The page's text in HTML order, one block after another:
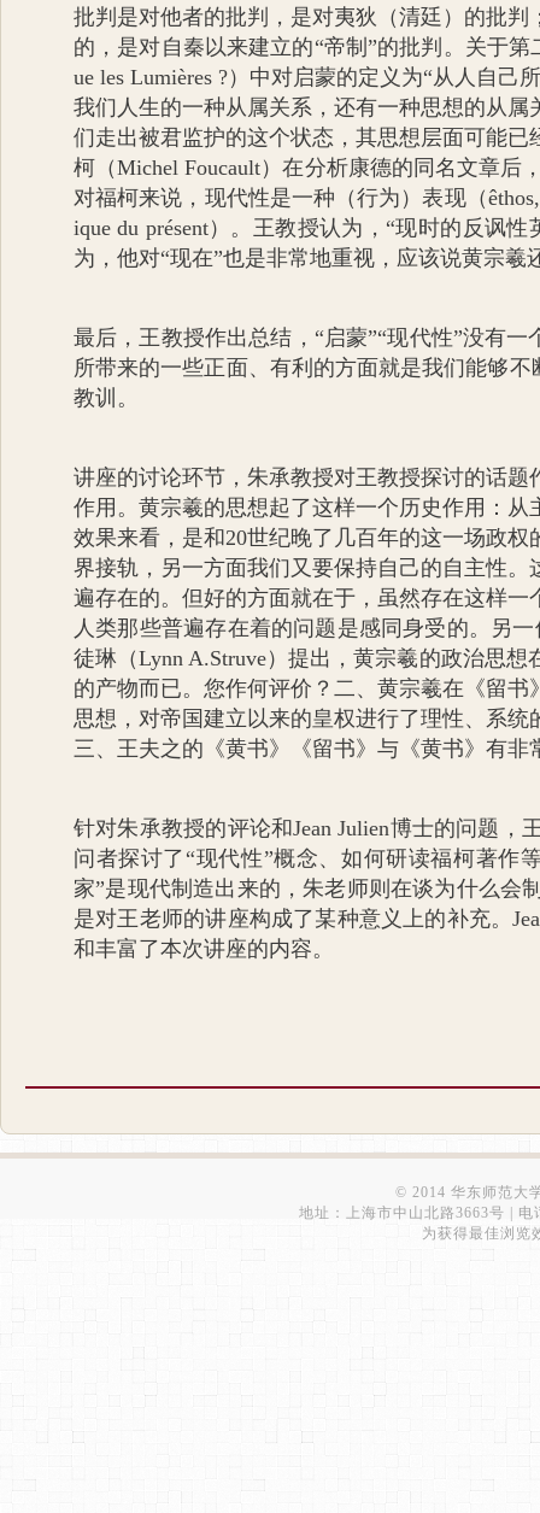
批判是对他者的批判，是对夷狄（清廷）的批
的，是对自秦以来建立的“帝制”的批判。关于第
ue les Lumières ?）中对启蒙的定义为“从人自己
我们人生的一种从属关系，还有一种思想的从
们走出被君监护的这个状态，其思想层面可能
柯（Michel Foucault）在分析康德的同名文章后
对福柯来说，现代性是一种（行为）表现（
ique du présent）。王教授认为，“现时的反讽
为，他对“现在”也是非常地重视，应该说黄宗羲
最后，王教授作出总结，“启蒙”“现代性”没有
所带来的一些正面、有利的方面就是我们能够
教训。
讲座的讨论环节，朱承教授对王教授探讨的话
作用。黄宗羲的思想起了这样一个历史作用：
效果来看，是和20世纪晚了几百年的这一场政权
界接轨，另一方面我们又要保持自己的自主性
遍存在的。但好的方面就在于，虽然存在这样
人类那些普遍存在着的问题是感同身受的。另
徒琳（Lynn A.Struve）提出，黄宗羲的政治思
的产物而已。您作何评价？二、黄宗羲在《留
思想，对帝国建立以来的皇权进行了理性、系
三、王夫之的《黄书》《留书》与《黄书》有
针对朱承教授的评论和Jean Julien博士的问题，
问者探讨了“现代性”概念、如何研读福柯著作
家”是现代制造出来的，朱老师则在谈为什么会
是对王老师的讲座构成了某种意义上的补充。
和丰富了本次讲座的内容。
© 2014 华东师范大
地址：上海市中山北路3663号 | 电
为获得最佳浏览